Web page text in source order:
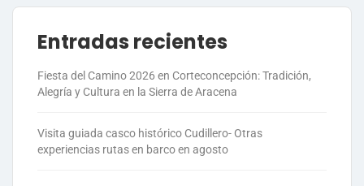
Entradas recientes
Fiesta del Camino 2026 en Corteconcepción: Tradición,
Alegría y Cultura en la Sierra de Aracena
Visita guiada casco histórico Cudillero- Otras
experiencias rutas en barco en agosto